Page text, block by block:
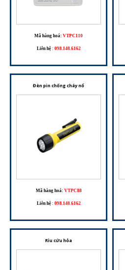
Mã hàng hoá: VTPC110
Liên hệ : 098.148.6162
Đèn pin chống cháy nổ
Mã hàng hoá: VTPC88
Liên hệ : 098.148.6162
Rìu cứu hỏa